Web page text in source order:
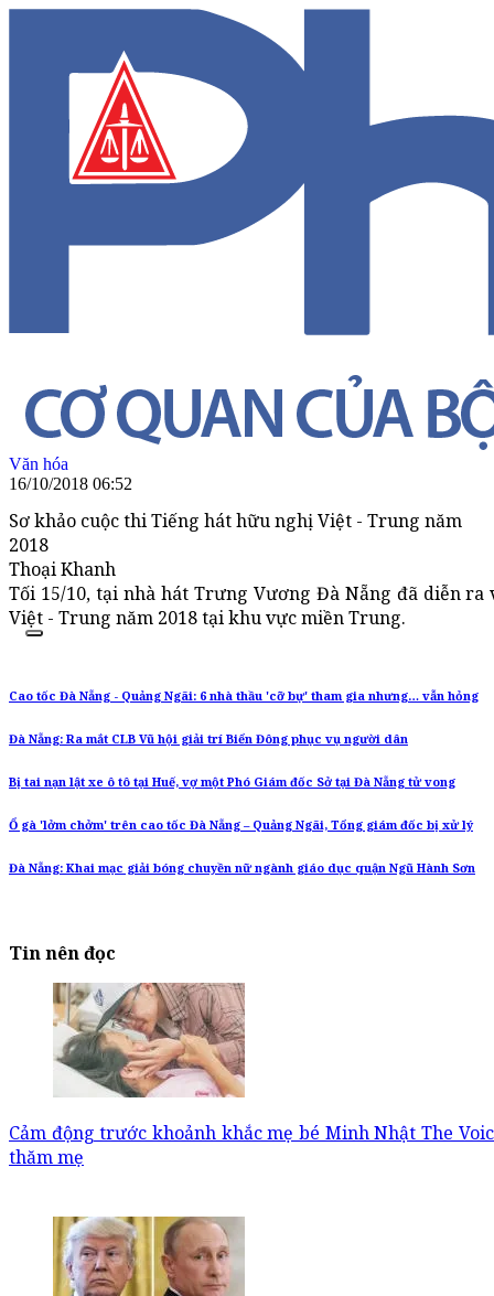
Văn hóa
16/10/2018 06:52
Sơ khảo cuộc thi Tiếng hát hữu nghị Việt - Trung năm
2018
Thoại Khanh
Tối 15/10, tại nhà hát Trưng Vương Đà Nẵng đã diễn
Việt - Trung năm 2018 tại khu vực miền Trung.
Cao tốc Đà Nẵng - Quảng Ngãi: 6 nhà thầu 'cỡ bự' tham gia nhưng… vẫn hỏng
Đà Nẵng: Ra mắt CLB Vũ hội giải trí Biển Đông phục vụ người dân
Bị tai nạn lật xe ô tô tại Huế, vợ một Phó Giám đốc Sở tại Đà Nẵng tử vong
Ổ gà 'lởm chởm' trên cao tốc Đà Nẵng – Quảng Ngãi, Tổng giám đốc bị xử lý
Đà Nẵng: Khai mạc giải bóng chuyền nữ ngành giáo dục quận Ngũ Hành Sơn
Tin nên đọc
Cảm động trước khoảnh khắc mẹ bé Minh Nhật The
thăm mẹ